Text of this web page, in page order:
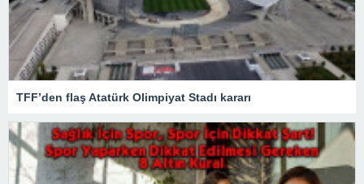
TFF’den flaş Atatürk Olimpiyat Stadı kararı